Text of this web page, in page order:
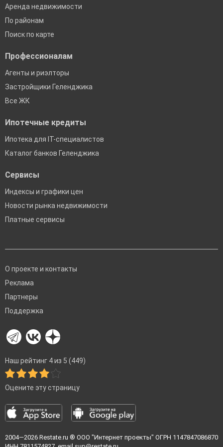
Аренда недвижимости
По районам
Поиск по карте
Профессионалам
Агенты и риэлторы
Застройщики Геленджика
Все ЖК
Ипотечные кредиты
Ипотека для IT-специалистов
Каталог банков Геленджика
Сервисы
Индексы и графики цен
Новости рынка недвижимости
Платные сервисы
О проекте и контакты
Реклама
Партнеры
Поддержка
Наш рейтинг 4 из 5 (449)
Оцените эту страницу
2004—2026 Restate.ru ® ООО "Интернет проекты" ОГРН 1147847086870